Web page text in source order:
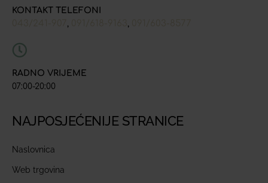
KONTAKT TELEFONI
, ,
RADNO VRIJEME
07:00-20:00
NAJPOSJEĆENIJE STRANICE
Naslovnica
Web trgovina